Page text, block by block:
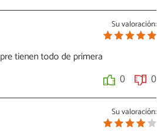
Su valoración:
tienen todo de primera
0 0
Su valoración: